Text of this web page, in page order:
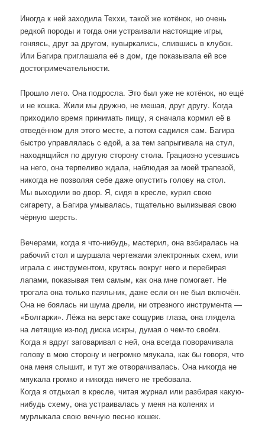
Иногда к ней заходила Теххи, такой же котёнок, но очень
редкой породы и тогда они устраивали настоящие игры,
гоняясь, друг за другом, кувыркались, слившись в клубок.
Или Багира приглашала её в дом, где показывала ей все
достопримечательности.
Прошло лето. Она подросла. Это был уже не котёнок, но ещё
и не кошка. Жили мы дружно, не мешая, друг другу. Когда
приходило время принимать пищу, я сначала кормил её в
отведённом для этого месте, а потом садился сам. Багира
быстро управлялась с едой, а за тем запрыгивала на стул,
находящийся по другую сторону стола. Грациозно усевшись
на него, она терпеливо ждала, наблюдая за моей трапезой,
никогда не позволяя себе даже опустить голову на стол.
Мы выходили во двор. Я, сидя в кресле, курил свою
сигарету, а Багира умывалась, тщательно вылизывая свою
чёрную шерсть.
Вечерами, когда я что-нибудь, мастерил, она взбиралась на
рабочий стол и шуршала чертежами электронных схем, или
играла с инструментом, крутясь вокруг него и перебирая
лапами, показывая тем самым, как она мне помогает. Не
трогала она только паяльник, даже если он не был включён.
Она не боялась ни шума дрели, ни отрезного инструмента —
«Болгарки». Лёжа на верстаке сощурив глаза, она глядела
на летящие из-под диска искры, думая о чем-то своём.
Когда я вдруг заговаривал с ней, она всегда поворачивала
голову в мою сторону и негромко мяукала, как бы говоря, что
она меня слышит, и тут же отворачивалась. Она никогда не
мяукала громко и никогда ничего не требовала.
Когда я отдыхал в кресле, читая журнал или разбирая какую-
нибудь схему, она устраивалась у меня на коленях и
мурлыкала свою вечную песню кошек.